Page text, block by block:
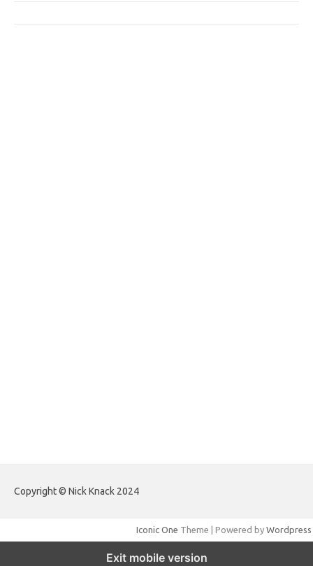
Copyright © Nick Knack 2024
Iconic One Theme | Powered by Wordpress
Exit mobile version